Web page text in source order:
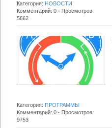
Категория: НОВОСТИ
Комментарий: 0 - Просмотров:
5662
Категория: ПРОГРАММЫ
Комментарий: 0 - Просмотров:
9753